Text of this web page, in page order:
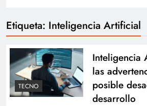
Etiqueta: Inteligencia Artificial
TECNO
Inteligencia
las
posible
desarrollo